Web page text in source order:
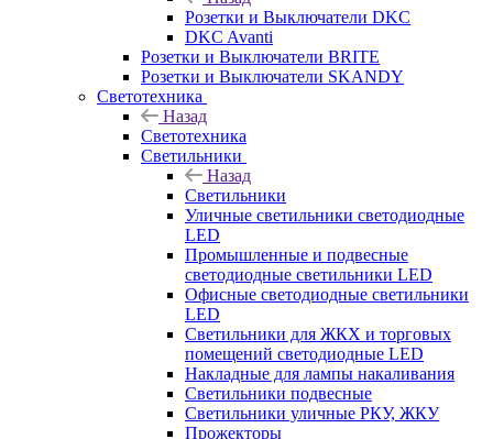
Розетки и Выключатели DKC
DKC Avanti
Розетки и Выключатели BRITE
Розетки и Выключатели SKANDY
Светотехника
Назад
Светотехника
Светильники
Назад
Светильники
Уличные светильники светодиодные
LED
Промышленные и подвесные
светодиодные светильники LED
Офисные светодиодные светильники
LED
Светильники для ЖКХ и торговых
помещений светодиодные LED
Накладные для лампы накаливания
Светильники подвесные
Светильники уличные РКУ, ЖКУ
Прожекторы